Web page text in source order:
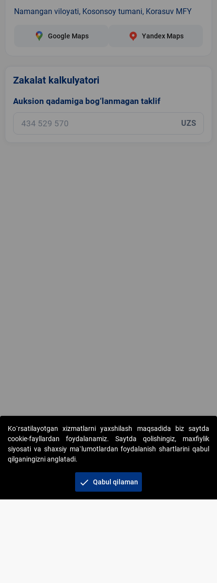
Namangan viloyati, Kosonsoy tumani, Korasuv MFY
Google Maps Yandex Maps
Zakalat kalkulyatori
Auksion qadamiga bog‘lanmagan taklif
UZS
Copyright © 2017-2026. "Elektron onlayn-auksionlarni
tashkil etish" AJ. Barcha huquqlar himoyalangan
Ko`rsatilayotgan xizmatlarni yaxshilash maqsadida biz saytda
cookie-fayllardan foydalanamiz. Saytda qolishingiz, maxfiylik
siyosati va shaxsiy ma`lumotlardan foydalanish shartlarini qabul
qilganingizni anglatadi.
check Qabul qilaman